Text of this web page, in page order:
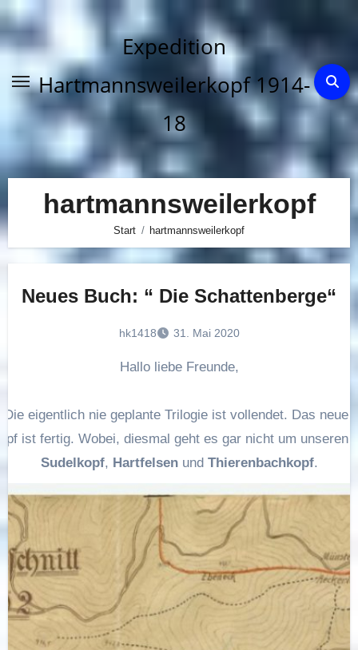
Zum
springen
Expedition
Hartmannsweilerkopf 1914-
18
hartmannsweilerkopf
Start hartmannsweilerkopf
Neues Buch: “ Die Schattenberge“
hk1418 31. Mai 2020
Hallo liebe Freunde,
eigentlich nie geplante Trilogie ist vollendet. Das neue
ist fertig. Wobei, diesmal geht es gar nicht um unseren
Sudelkopf, Hartfelsenund Thierenbachkopf.